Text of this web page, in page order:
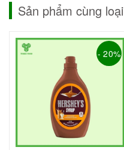
Sản phẩm cùng loại
- 20%